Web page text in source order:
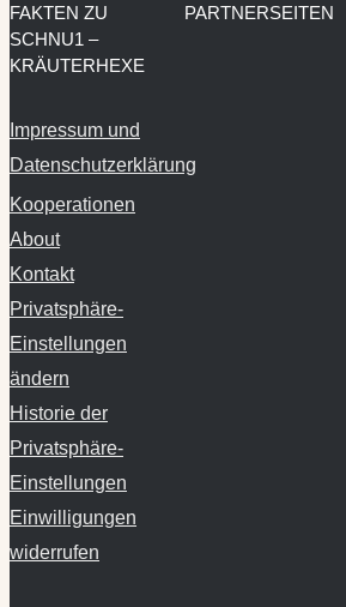
FAKTEN ZU
SCHNU1 –
KRÄUTERHEXE
Impressum und
Datenschutzerklärung
Kooperationen
About
Kontakt
Privatsphäre-
Einstellungen
ändern
Historie der
Privatsphäre-
Einstellungen
Einwilligungen
widerrufen
PARTNERSEITEN